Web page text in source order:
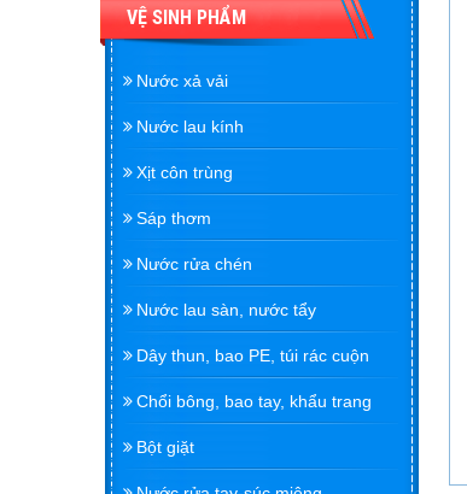
VỆ SINH PHẨM
Nước xả vải
Nước lau kính
Xịt côn trùng
Sáp thơm
Nước rửa chén
Nước lau sàn, nước tẩy
Dây thun, bao PE, túi rác cuộn
Chổi bông, bao tay, khẩu trang
Bột giặt